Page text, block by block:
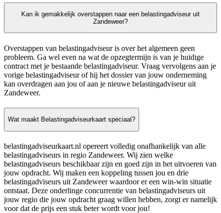
Kan ik gemakkelijk overstappen naar een belastingadviseur uit
Zandeweer?
Overstappen van belastingadviseur is over het algemeen geen
probleem. Ga wel even na wat de opzegtermijn is van je huidige
contract met je bestaande belastingadviseur. Vraag vervolgens aan je
vorige belastingadviseur of hij het dossier van jouw onderneming
kan overdragen aan jou of aan je nieuwe belastingadviseur uit
Zandeweer.
Wat maakt Belastingadviseurkaart speciaal?
belastingadviseurkaart.nl opereert volledig onafhankelijk van alle
belastingadviseurs in regio Zandeweer. Wij zien welke
belastingadviseurs beschikbaar zijn en goed zijn in het uitvoeren van
jouw opdracht. Wij maken een koppeling tussen jou en drie
belastingadviseurs uit Zandeweer waardoor er een win-win situatie
ontstaat. Deze onderlinge concurrentie van belastingadviseurs uit
jouw regio die jouw opdracht graag willen hebben, zorgt er namelijk
voor dat de prijs een stuk beter wordt voor jou!